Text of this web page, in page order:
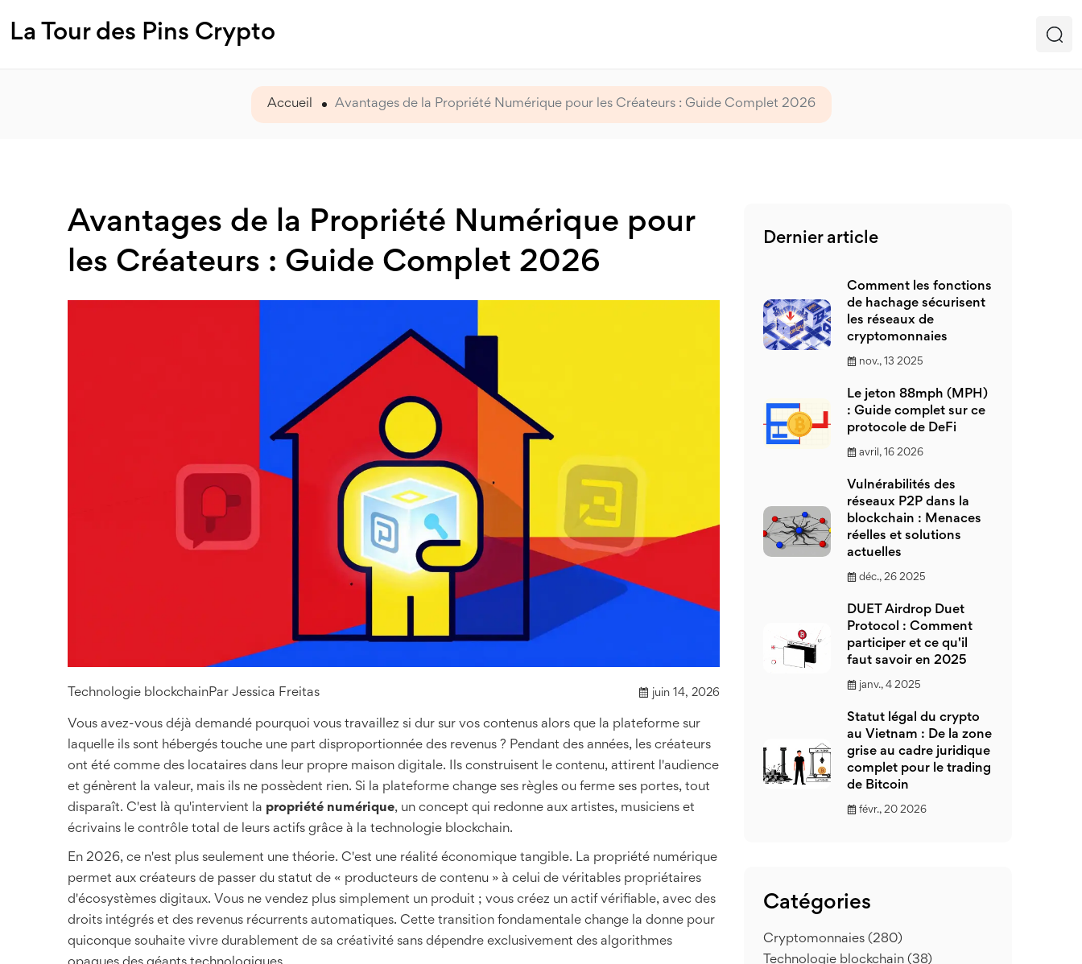
La Tour des Pins Crypto
Accueil Avantages de la Propriété Numérique pour les Créateurs : Guide Complet 2026
Avantages de la Propriété Numérique pour
les Créateurs : Guide Complet 2026
Technologie blockchainPar Jessica Freitas juin 14, 2026
Vous avez-vous déjà demandé pourquoi vous travaillez si dur sur vos contenus alors que la plateforme sur
laquelle ils sont hébergés touche une part disproportionnée des revenus ? Pendant des années, les créateurs
ont été comme des locataires dans leur propre maison digitale. Ils construisent le contenu, attirent l'audience
et génèrent la valeur, mais ils ne possèdent rien. Si la plateforme change ses règles ou ferme ses portes, tout
disparaît. C'est là qu'intervient la propriété numérique, un concept qui redonne aux artistes, musiciens et
écrivains le contrôle total de leurs actifs grâce à la technologie blockchain.
En 2026, ce n'est plus seulement une théorie. C'est une réalité économique tangible. La propriété numérique
permet aux créateurs de passer du statut de « producteurs de contenu » à celui de véritables propriétaires
d'écosystèmes digitaux. Vous ne vendez plus simplement un produit ; vous créez un actif vérifiable, avec des
droits intégrés et des revenus récurrents automatiques. Cette transition fondamentale change la donne pour
quiconque souhaite vivre durablement de sa créativité sans dépendre exclusivement des algorithmes
Dernier article
Comment les fonctions
de hachage sécurisent
les réseaux de
cryptomonnaies
nov., 13 2025
Le jeton 88mph (MPH)
: Guide complet sur ce
protocole de DeFi
avril, 16 2026
Vulnérabilités des
réseaux P2P dans la
blockchain : Menaces
réelles et solutions
actuelles
déc., 26 2025
DUET Airdrop Duet
Protocol : Comment
participer et ce qu'il
faut savoir en 2025
janv., 4 2025
Statut légal du crypto
au Vietnam : De la zone
grise au cadre juridique
complet pour le trading
de Bitcoin
févr., 20 2026
Catégories
Cryptomonnaies (280)
Technologie blockchain (38)